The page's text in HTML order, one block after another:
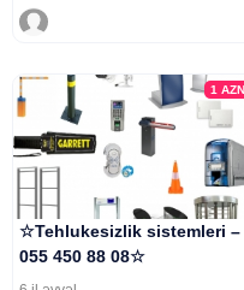
1AZN
☆Tehlukesizlik sistemleri –
055 450 88 08☆